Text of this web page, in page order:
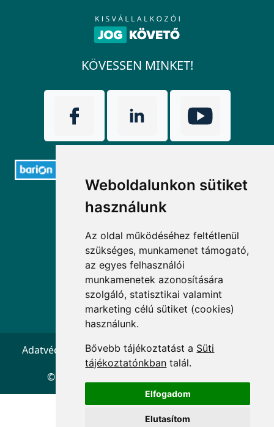
Weboldalunkon sütiket
használunk
Az oldal működéséhez feltétlenül
szükséges, munkamenet támogató,
az egyes felhasználói
munkamenetek azonosítására
szolgáló, statisztikai valamint
marketing célú sütiket (cookies)
használunk.
Bővebb tájékoztatást a Süti
tájékoztatónkban talál.
Elfogadom
Elutasítom
KÖVESSEN MINKET!
ELÉRHETŐSÉGEK
+36 1 880 7600
info@mprx.hu
Adatvédelem ÁSZF Impresszum
Kapcsolat
© 2026 Copyright: